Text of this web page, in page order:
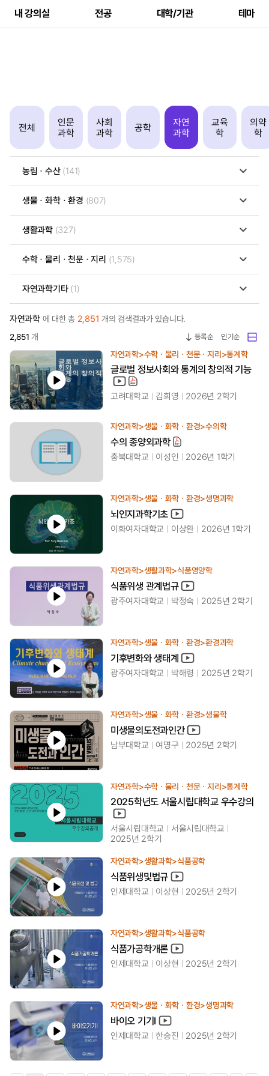
내 강의실 전공 대학/기관 테마
전체
인문
과학
사회
과학
공학
자연
과학
교육
학
의약
학
농림ㆍ수산 (141)
생물ㆍ화학ㆍ환경 (807)
생활과학 (327)
수학ㆍ물리ㆍ천문ㆍ지리 (1,575)
자연과학기타 (1)
자연과학에 대한 총 2,851 개의 검색결과가 있습니다.
2,851 개 등록순 인기순
자연과학>수학ㆍ물리ㆍ천문ㆍ지리>통계학
글로벌 정보사회와 통계의 창의적 기능
고려대학교 김희영 2026년 2학기
자연과학>생물ㆍ화학ㆍ환경>수의학
수의 종양외과학
충북대학교 이성인 2026년 1학기
자연과학>생물ㆍ화학ㆍ환경>생명과학
뇌인지과학기초
이화여자대학교 이상환 2026년 1학기
자연과학>생활과학>식품영양학
식품위생 관계법규
광주여자대학교 박정숙 2025년 2학기
자연과학>생물ㆍ화학ㆍ환경>환경과학
기후변화와 생태계
광주여자대학교 박해령 2025년 2학기
자연과학>생물ㆍ화학ㆍ환경>생물학
미생물의도전과인간
남부대학교 여명구 2025년 2학기
자연과학>수학ㆍ물리ㆍ천문ㆍ지리>통계학
2025학년도 서울시립대학교 우수강의
서울시립대학교
서울시립대학교
2025년 2학기
자연과학>생활과학>식품공학
식품위생및법규
인제대학교 이상현 2025년 2학기
자연과학>생활과학>식품공학
식품가공학개론
인제대학교 이상현 2025년 2학기
자연과학>생물ㆍ화학ㆍ환경>생명과학
바이오 기기Ⅰ
인제대학교 한승진 2025년 2학기